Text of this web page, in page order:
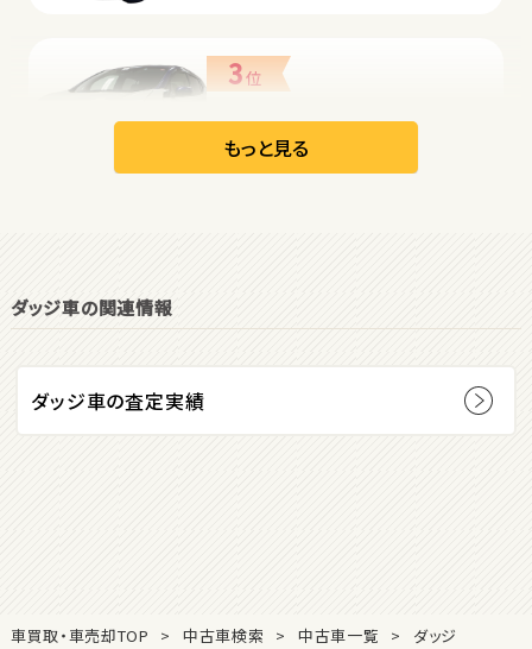
3位
日産
リーフ
ダイハツ
位
もっと見る
ダッジ車の関連情報
ダッジ車の査定実績
車買取・車売却TOP 中古車検索 中古車一覧 ダッジ